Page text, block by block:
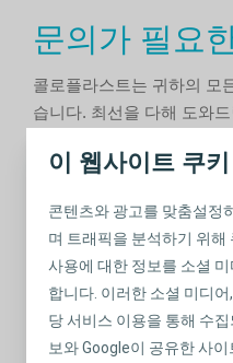
이 웹사이트 쿠
콘텐츠와 광고를 맞춤설정
며 트래픽을 분석하기 위해
사용에 대한 정보를 소셜
합니다. 이러한 소셜 미디
당 서비스 이용을 통해 수
보와 Google이 공유한 사
문의가 필요
콜로플라스트는 귀하의 모
습니다. 최선을 다해 도와
다.
무료 전화: +82 1588-7866
이메일:
공유